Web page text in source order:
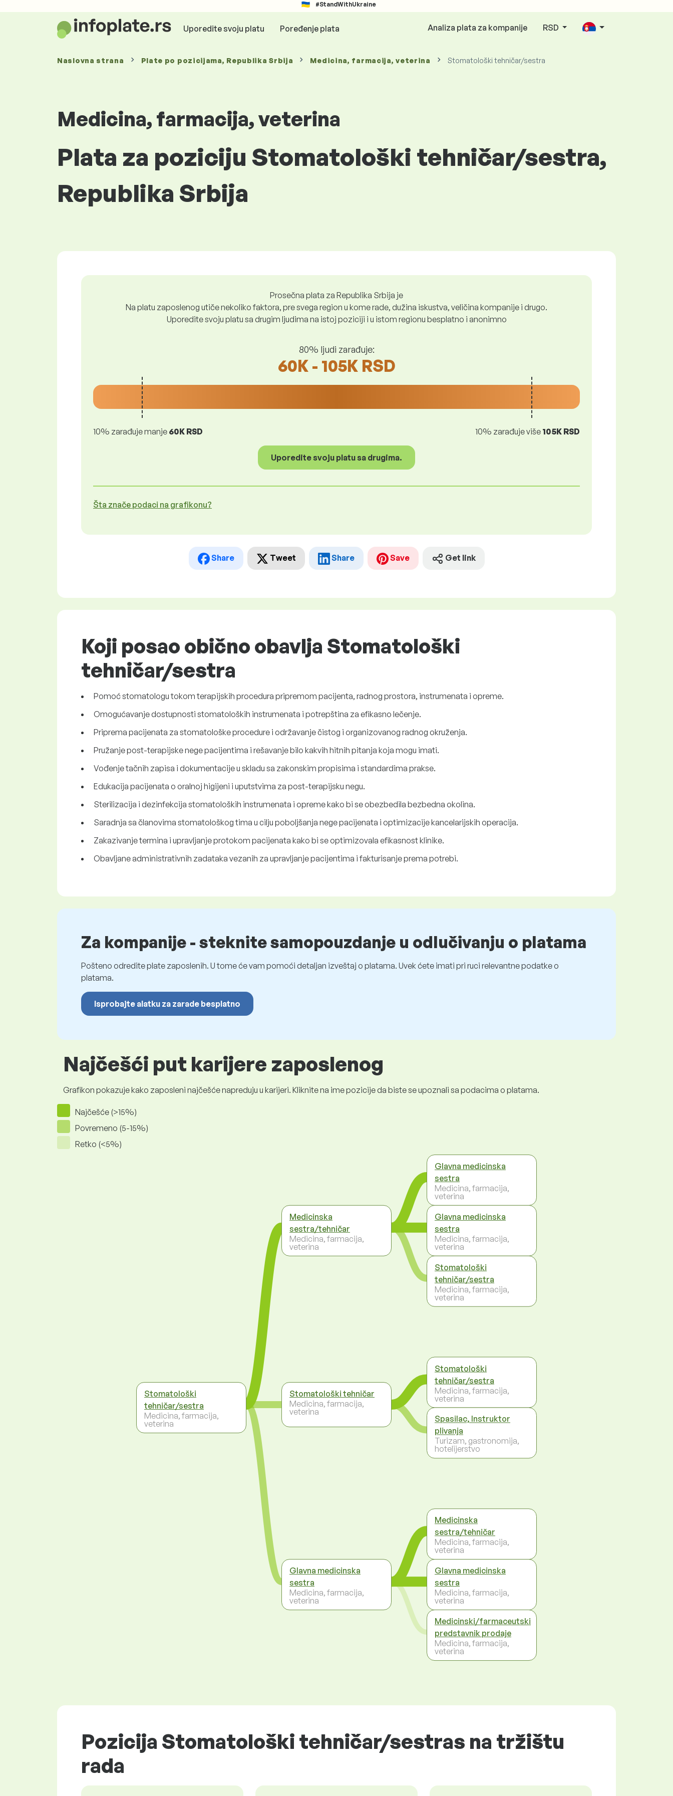
#StandWithUkraine
Uporedite svoju platu Poređenje plata Analiza plata za kompanije RSD
Naslovna strana Plate po pozicijama, Republika Srbija Medicina, farmacija, veterina Stomatološki tehničar/sestra
Medicina, farmacija, veterina
Plata za poziciju Stomatološki tehničar/sestra,
Republika Srbija
Prosečna plata za Republika Srbija je
Na platu zaposlenog utiče nekoliko faktora, pre svega region u kome rade, dužina iskustva, veličina kompanije i drugo.
Uporedite svoju platu sa drugim ljudima na istoj poziciji i u istom regionu besplatno i anonimno
80% ljudi zarađuje:
60K - 105K RSD
10% zarađuje manje 60K RSD 10% zarađuje više 105K RSD
Uporedite svoju platu sa drugima.
Šta znače podaci na grafikonu?
Share Tweet Share Save Get link
Koji posao obično obavlja Stomatološki
tehničar/sestra
Pomoć stomatologu tokom terapijskih procedura pripremom pacijenta, radnog prostora, instrumenata i opreme.
Omogućavanje dostupnosti stomatoloških instrumenata i potrepština za efikasno lečenje.
Priprema pacijenata za stomatološke procedure i održavanje čistog i organizovanog radnog okruženja.
Pružanje post-terapijske nege pacijentima i rešavanje bilo kakvih hitnih pitanja koja mogu imati.
Vođenje tačnih zapisa i dokumentacije u skladu sa zakonskim propisima i standardima prakse.
Edukacija pacijenata o oralnoj higijeni i uputstvima za post-terapijsku negu.
Sterilizacija i dezinfekcija stomatoloških instrumenata i opreme kako bi se obezbedila bezbedna okolina.
Saradnja sa članovima stomatološkog tima u cilju poboljšanja nege pacijenata i optimizacije kancelarijskih operacija.
Zakazivanje termina i upravljanje protokom pacijenata kako bi se optimizovala efikasnost klinike.
Obavljane administrativnih zadataka vezanih za upravljanje pacijentima i fakturisanje prema potrebi.
Za kompanije - steknite samopouzdanje u odlučivanju o platama
Pošteno odredite plate zaposlenih. U tome će vam pomoći detaljan izveštaj o platama. Uvek ćete imati pri ruci relevantne podatke o
platama.
Isprobajte alatku za zarade besplatno
Najčešći put karijere zaposlenog
Grafikon pokazuje kako zaposleni najčešće napreduju u karijeri. Kliknite na ime pozicije da biste se upoznali sa podacima o platama.
Najčešće (>15%)
Povremeno (5-15%)
Retko (<5%)
Stomatološki
tehničar/sestra
Medicina, farmacija,
veterina
Medicinska
sestra/tehničar
Medicina, farmacija,
veterina
Stomatološki tehničar
Medicina, farmacija,
veterina
Glavna medicinska
sestra
Medicina, farmacija,
veterina
Glavna medicinska
sestra
Medicina, farmacija,
veterina
Glavna medicinska
sestra
Medicina, farmacija,
veterina
Stomatološki
tehničar/sestra
Medicina, farmacija,
veterina
Stomatološki
tehničar/sestra
Medicina, farmacija,
veterina
Spasilac, Instruktor
plivanja
Turizam, gastronomija,
hotelijerstvo
Medicinska
sestra/tehničar
Medicina, farmacija,
veterina
Glavna medicinska
sestra
Medicina, farmacija,
veterina
Medicinski/farmaceutski
predstavnik prodaje
Medicina, farmacija,
veterina
Pozicija Stomatološki tehničar/sestras na tržištu
rada